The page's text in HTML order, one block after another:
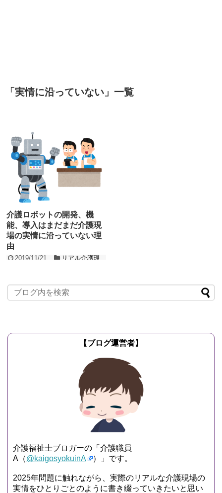
「 実情に沿っていない 」 一覧
介護ロボットの開発、機
能、導入はまだまだ介護現
場の実情に沿っていない理
由
2019/11/21
リアル介護現
という見出しの記事を見つけました。 少
しずつでも介護職...
【ブログ運営者】
介護福祉士ブロガーの「介護職員
A（@kaigosyokuinA ）」です。
2025年問題に触れながら、実際のリアルな介護現場の
実情をひとりごとのように書き綴っていきたいと思い